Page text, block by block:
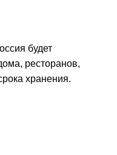
будет
ресторанов,
хранения.